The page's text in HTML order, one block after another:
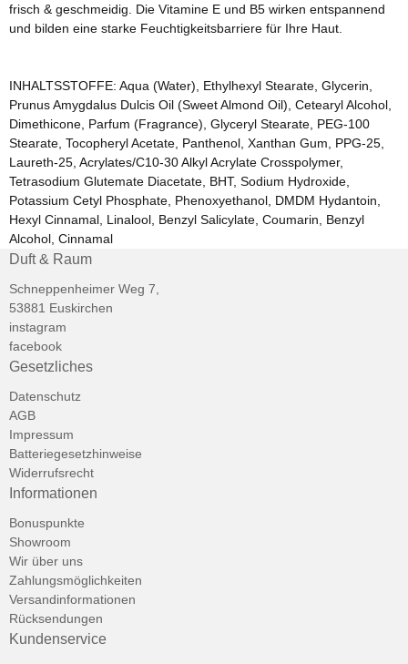
frisch & geschmeidig. Die Vitamine E und B5 wirken entspannend
und bilden eine starke Feuchtigkeitsbarriere für Ihre Haut.
INHALTSSTOFFE: Aqua (Water), Ethylhexyl Stearate, Glycerin,
Prunus Amygdalus Dulcis Oil (Sweet Almond Oil), Cetearyl Alcohol,
Dimethicone, Parfum (Fragrance), Glyceryl Stearate, PEG-100
Stearate, Tocopheryl Acetate, Panthenol, Xanthan Gum, PPG-25,
Laureth-25, Acrylates/C10-30 Alkyl Acrylate Crosspolymer,
Tetrasodium Glutemate Diacetate, BHT, Sodium Hydroxide,
Potassium Cetyl Phosphate, Phenoxyethanol, DMDM ​​Hydantoin,
Hexyl Cinnamal, Linalool, Benzyl Salicylate, Coumarin, Benzyl
Alcohol, Cinnamal
Duft & Raum
Schneppenheimer Weg 7,
53881 Euskirchen
instagram
facebook
Gesetzliches
Datenschutz
AGB
Impressum
Batteriegesetzhinweise
Widerrufsrecht
Informationen
Bonuspunkte
Showroom
Wir über uns
Zahlungsmöglichkeiten
Versandinformationen
Rücksendungen
Kundenservice